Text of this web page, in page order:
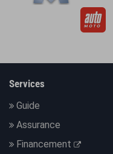
Services
Guide
Assurance
Financement